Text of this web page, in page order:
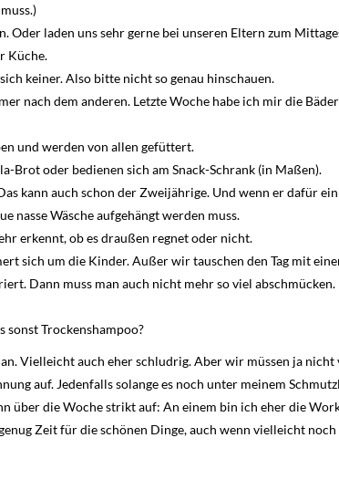
Oder laden uns sehr gerne bei unseren Eltern zum
Küche.
keiner. Also bitte nicht so genau hinschauen.
nach dem anderen. Letzte Woche habe ich mir die
und werden von allen gefüttert.
Brot oder bedienen sich am Snack-Schrank (in Maßen).
kann auch schon der Zweijährige. Und wenn er dafür
nasse Wäsche aufgehängt werden muss.
erkennt, ob es draußen regnet oder nicht.
sich um die Kinder. Außer wir tauschen den Tag mit
Dann muss man auch nicht mehr so viel
sonst Trockenshampoo?
Vielleicht auch eher schludrig. Aber wir müssen ja nicht
auf. Jedenfalls solange es noch unter meinem
über die Woche strikt auf: An einem bin ich eher die
Zeit für die schönen Dinge, auch wenn vielleicht